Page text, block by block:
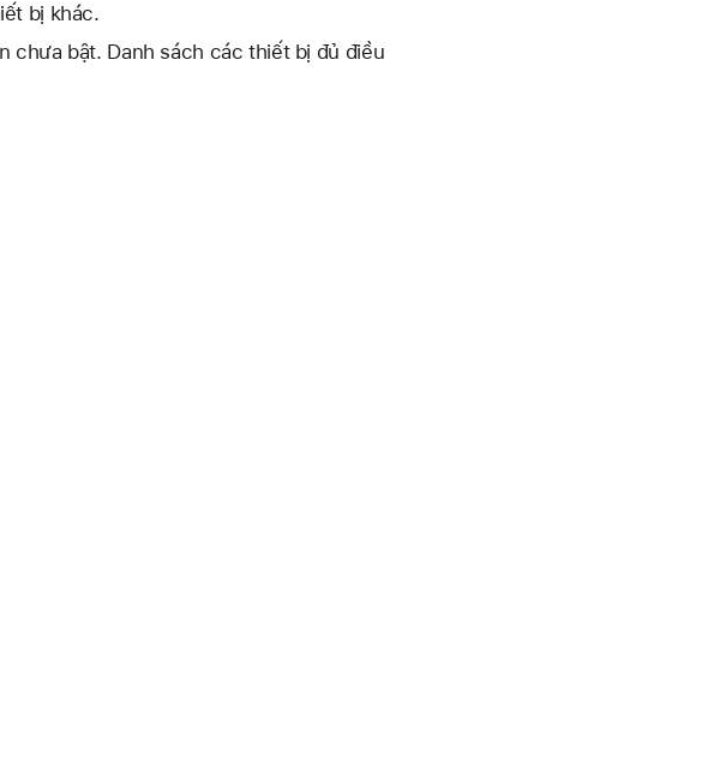
bị khác.
chưa bật. Danh sách các thiết bị đủ điều